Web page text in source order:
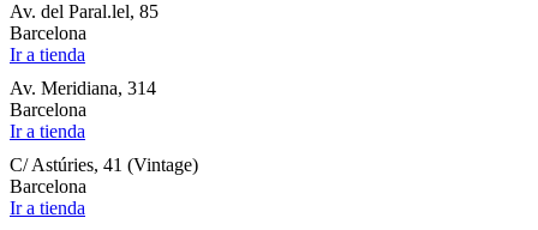
Av. del Paral.lel, 85
Barcelona
Ir a tienda
Av. Meridiana, 314
Barcelona
Ir a tienda
C/ Astúries, 41 (Vintage)
Barcelona
Ir a tienda